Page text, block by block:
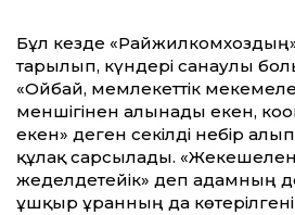
Бұл кезде
тарылып, күндері санаулы
«Ойбай, мемлекеттік
меншігінен алынады екен,
екен» деген секілді небір
құлақ сарсылады.
жеделдетейік» деп адамның
ұшқыр ұранның да